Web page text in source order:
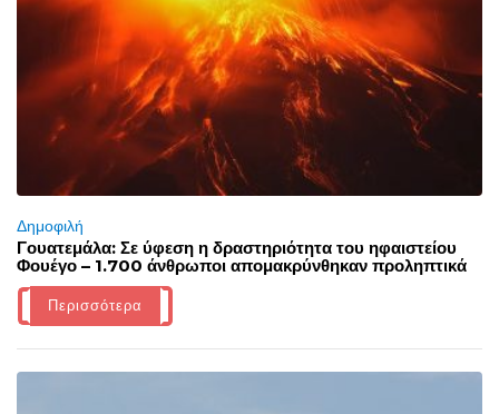
Δημοφιλή
Γουατεμάλα: Σε ύφεση η δραστηριότητα του ηφαιστείου
Φουέγο – 1.700 άνθρωποι απομακρύνθηκαν προληπτικά
Περισσότερα